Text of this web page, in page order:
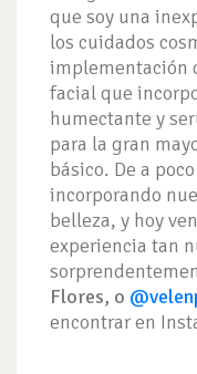
que soy una
los cuidados
implementación
facial que
humectante y
para la gran
básico. De a
incorporando
belleza, y hoy
experiencia tan
Flores, o
encontrar en